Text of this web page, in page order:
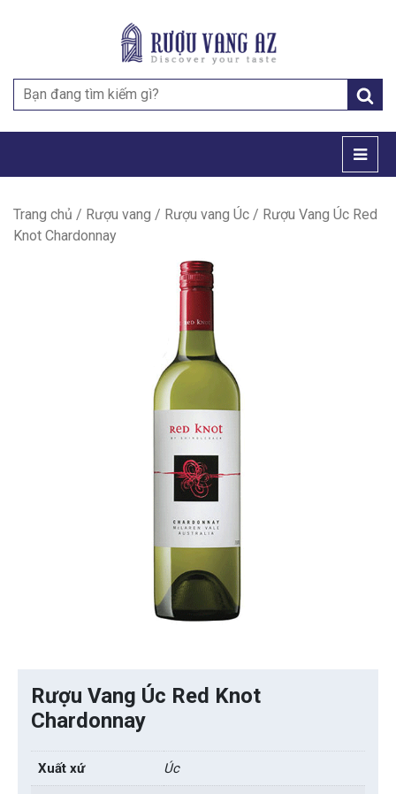
Search
for:
Trang chủ / Rượu vang / Rượu vang Úc / Rượu Vang Úc Red
Knot Chardonnay
Rượu Vang Úc Red Knot
Chardonnay
Xuất xứ Úc